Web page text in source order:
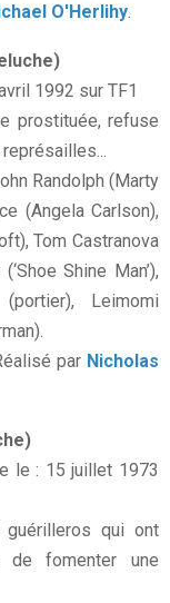
O'Herlihy.
1992 sur TF1
prostituée, refuse
Randolph (Marty
(Angela Carlson),
Tom Castranova
Shine Man’),
Leimomi
par Nicholas
le : 15 juillet 1973
qui ont
de fomenter une